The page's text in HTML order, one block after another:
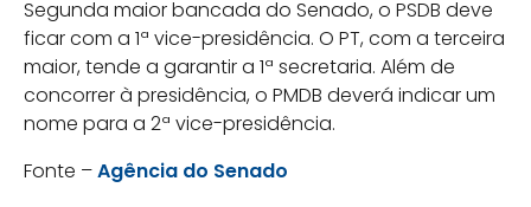
Segunda maior bancada do Senado, o PSDB deve
ficar com a 1ª vice-presidência. O PT, com a terceira
maior, tende a garantir a 1ª secretaria. Além de
concorrer à presidência, o PMDB deverá indicar um
nome para a 2ª vice-presidência.
Fonte –Agência do Senado